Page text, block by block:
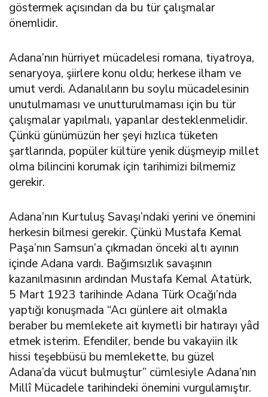
göstermek açısından da bu tür çalışmalar
önemlidir.
Adana’nın hürriyet mücadelesi romana, tiyatroya,
senaryoya, şiirlere konu oldu; herkese ilham ve
umut verdi. Adanalıların bu soylu mücadelesinin
unutulmaması ve unutturulmaması için bu tür
çalışmalar yapılmalı, yapanlar desteklenmelidir.
Çünkü günümüzün her şeyi hızlıca tüketen
şartlarında, popüler kültüre yenik düşmeyip millet
olma bilincini korumak için tarihimizi bilmemiz
gerekir.
Adana’nın Kurtuluş Savaşı’ndaki yerini ve önemini
herkesin bilmesi gerekir. Çünkü Mustafa Kemal
Paşa’nın Samsun’a çıkmadan önceki altı ayının
içinde Adana vardı. Bağımsızlık savaşının
kazanılmasının ardından Mustafa Kemal Atatürk,
5 Mart 1923 tarihinde Adana Türk Ocağı’nda
yaptığı konuşmada “Acı günlere ait olmakla
beraber bu memlekete ait kıymetli bir hatırayı yâd
etmek isterim. Efendiler, bende bu vakayiin ilk
hissi teşebbüsü bu memlekette, bu güzel
Adana’da vücut bulmuştur” cümlesiyle Adana’nın
Millî Mücadele tarihindeki önemini vurgulamıştır.